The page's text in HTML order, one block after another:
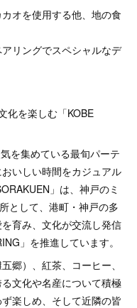
オを使用する他、地の食
リングでスペシャルなデ
化を楽しむ「KOBE
を集めている最旬パーテ
いしい時間をカジュアル
」は、神戸のミ
として、港町・神戸の多
育み、文化が交流し発信
」を推進しています。
郷）、紅茶、コーヒー、
文化や名産について積極
楽しめ、そして近隣の皆